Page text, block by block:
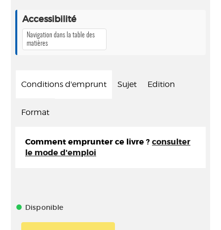
Accessibilité
Navigation dans la table des
matières
Conditions d'emprunt Sujet Edition
Format
Comment emprunter ce livre ? consulter
le mode d'emploi
Disponible